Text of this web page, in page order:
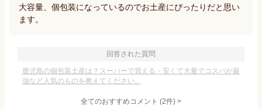
大容量、個包装になっているのでお土産にぴったりだと思い
ます。
回答された質問
鹿児島の個包装土産は？スーパーで買える・安くて大量でコスパが最
強など人気のものを教えてください。
全てのおすすめコメント (2件) >